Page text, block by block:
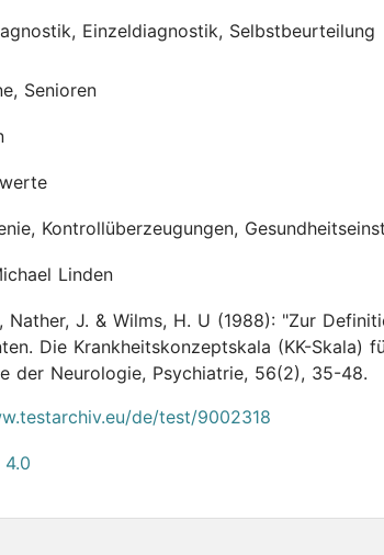
Einzeldiagnostik, Selbstbeurteilung
Senioren
Kontrollüberzeugungen,
Linden
Nather, J. & Wilms, H. U (1988): "Zur
Die Krankheitskonzeptskala (KK-Skala)
der Neurologie, Psychiatrie, 56(2), 35-48.
de/test/9002318
4.0